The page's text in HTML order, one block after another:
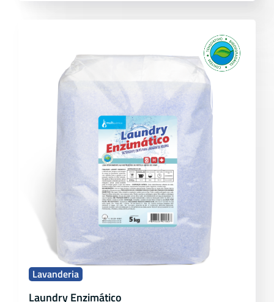
Lavanderia
Laundry Enzimático